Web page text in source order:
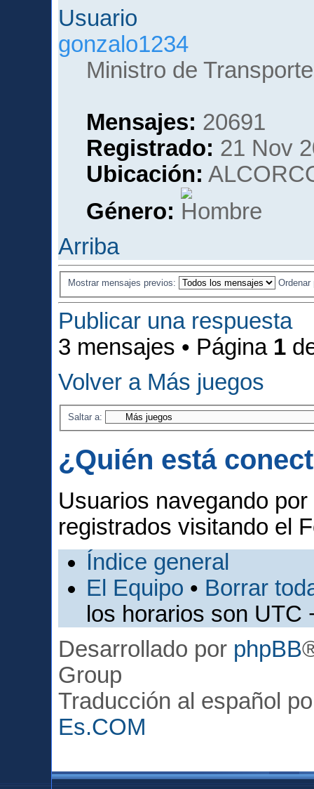
gonzalo1234
Ministro de Transporte
Mensajes: 20691
Registrado: 21 Nov
Ubicación:
Género:
Arriba
Mostrar mensajes previos:
Publicar una respuesta
3 mensajes • Página 1
Volver a Más juegos
Saltar a:
¿Quién está
Usuarios navegando
registrados visitando el
Índice general
El Equipo • Borrar
los horarios son UTC
Desarrollado por phpBB
Group
Traducción al español
Es.COM